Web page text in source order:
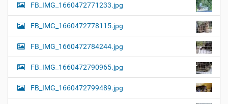
FB_IMG_1660472771233.jpg
FB_IMG_1660472778115.jpg
FB_IMG_1660472784244.jpg
FB_IMG_1660472790965.jpg
FB_IMG_1660472799489.jpg